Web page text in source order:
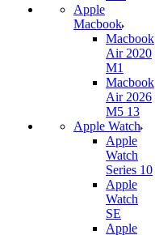
Apple
Macbook
Macbook
Air 2020
M1
Macbook
Air 2026
M5 13
Apple Watch
Apple
Watch
Series 10
Apple
Watch
SE
Apple